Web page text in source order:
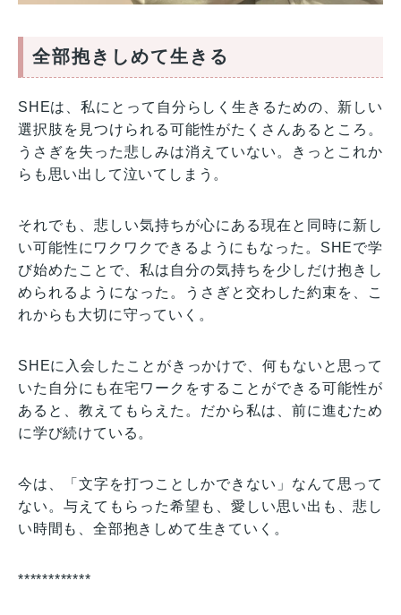
全部抱きしめて生きる
SHEは、私にとって自分らしく生きるための、新しい
選択肢を見つけられる可能性がたくさんあるところ。
うさぎを失った悲しみは消えていない。きっとこれか
らも思い出して泣いてしまう。
それでも、悲しい気持ちが心にある現在と同時に新し
い可能性にワクワクできるようにもなった。SHEで学
び始めたことで、私は自分の気持ちを少しだけ抱きし
められるようになった。うさぎと交わした約束を、こ
れからも大切に守っていく。
SHEに入会したことがきっかけで、何もないと思って
いた自分にも在宅ワークをすることができる可能性が
あると、教えてもらえた。だから私は、前に進むため
に学び続けている。
今は、「文字を打つことしかできない」なんて思って
ない。与えてもらった希望も、愛しい思い出も、悲し
い時間も、全部抱きしめて生きていく。
************